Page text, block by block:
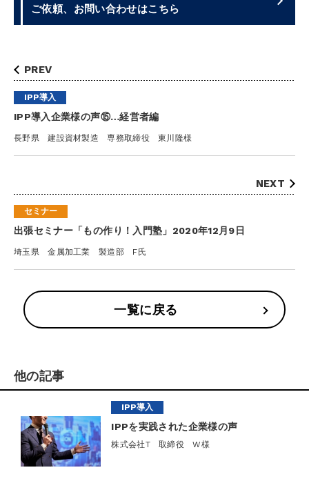
ご依頼、お問い合わせはこちら
PREV
IPP導入
IPP導入企業様の声⑮…経営者編
長野県 建設資材製造 専務取締役 東川隆様
NEXT
セミナー
出張セミナー「もの作り！入門塾」2020年12月9日
埼玉県 金属加工業 製造部 F氏
一覧に戻る
他の記事
IPP導入
IPPを実践された企業様の声
株式会社T 取締役 W様